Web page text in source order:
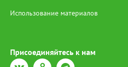
Использование материалов
Присоединяйтесь к нам